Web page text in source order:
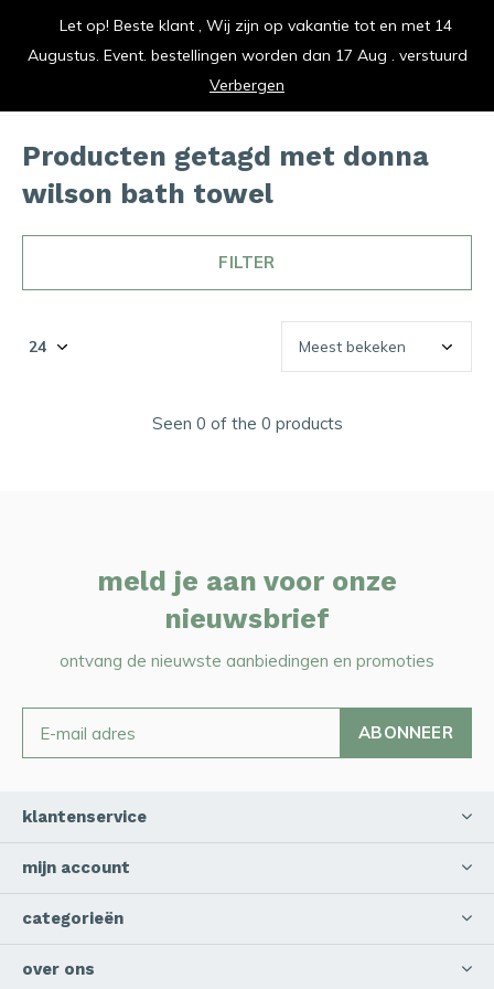
vrolijk je keuken op
Producten getagd met donna
wilson bath towel
FILTER
Seen 0 of the 0 products
meld je aan voor onze
nieuwsbrief
ontvang de nieuwste aanbiedingen en promoties
ABONNEER
klantenservice
mijn account
categorieën
over ons
Let op! Beste klant , Wij zijn op vakantie tot en met 14
Augustus. Event. bestellingen worden dan 17 Aug . verstuurd
Verbergen